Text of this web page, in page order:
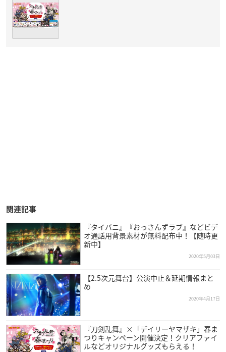
関連記事
『タイバニ』『おっさんずラブ』などビデ
オ通話用背景素材が無料配布中！【随時更
新中】
2020年5月03日
【2.5次元舞台】公演中止＆延期情報まと
め
2020年4月17日
『刀剣乱舞』×「デイリーヤマザキ」春ま
つりキャンペーン開催決定！クリアファイ
ルなどオリジナルグッズもらえる！